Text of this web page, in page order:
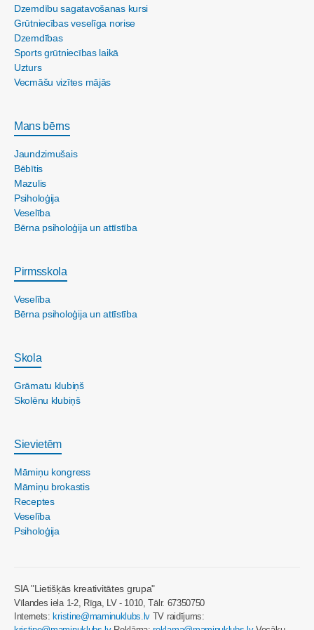
Dzemdību sagatavošanas kursi
Grūtniecības veselīga norise
Dzemdības
Sports grūtniecības laikā
Uzturs
Vecmāšu vizītes mājās
Mans bērns
Jaundzimušais
Bēbītis
Mazulis
Psiholoģija
Veselība
Bērna psiholoģija un attīstība
Pirmsskola
Veselība
Bērna psiholoģija un attīstība
Skola
Grāmatu klubiņš
Skolēnu klubiņš
Sievietēm
Māmiņu kongress
Māmiņu brokastis
Receptes
Veselība
Psiholoģija
SIA "Lietišķās kreativitātes grupa"
Vīlandes iela 1-2, Rīga, LV - 1010, Tālr. 67350750
Internets:kristine@maminuklubs.lv TV raidījums: